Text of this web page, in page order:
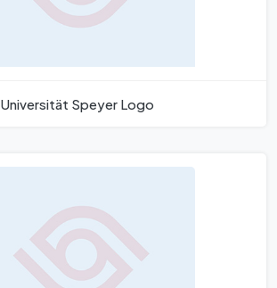
Universität Speyer Logo